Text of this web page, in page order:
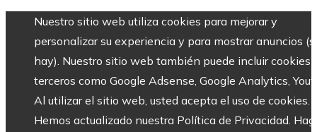
Nuestro sitio web utiliza cookies para mejorar y
personalizar su experiencia y para mostrar anuncios
hay). Nuestro sitio web también puede incluir cookies
terceros como Google Adsense, Google Analytics,
Al utilizar el sitio web, usted acepta el uso de cookies.
Hemos actualizado nuestra Política de Privacidad.